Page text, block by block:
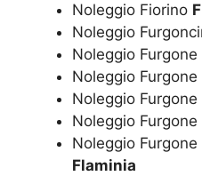
Noleggio Fiorino
Noleggio
Noleggio Furgone
Noleggio Furgone
Noleggio
Noleggio
Noleggio
Flaminia